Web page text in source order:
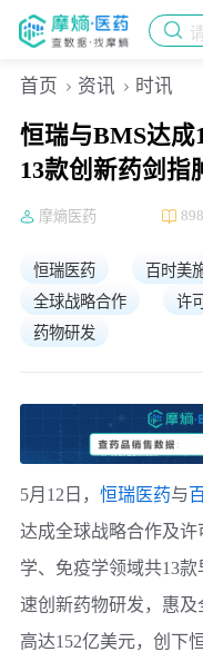
首页 资讯 时讯
恒瑞与BMS达成
13款创新药剑指
大赛道
摩熵医药
恒瑞医药 百时美
全球战略合作
许
药物研发
5月12日， 恒瑞医药与
达成全球战略合作及
学、免疫学领域共13
速创新药物研发，惠
高达152亿美元，创下